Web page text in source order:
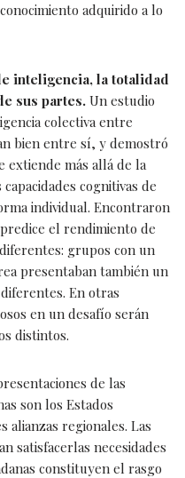
adquirido a lo
inteligencia, la totalidad
sus partes. Un estudio
colectiva entre
bien entre sí, y demostró
extiende más allá de la
cognitivas de
individual. Encontraron
el rendimiento de
grupos con un
presentaban también un
En otras
en un desafío serán
distintos.
de las
son los Estados
alianzas regionales. Las
satisfacerlas necesidades
constituyen el rasgo